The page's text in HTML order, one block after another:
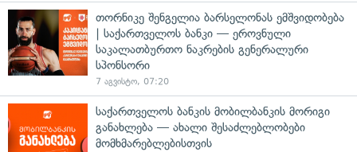
თორნიკე შენგელია ბარსელონას ემშვიდობება
| საქართველოს ბანკი — ეროვნული
საკალათბურთო ნაკრების გენერალური
სპონსორი
7 აგვისტო, 07:20
საქართველოს ბანკის მობილბანკის მორიგი
განახლება — ახალი შესაძლებლობები
მომხმარებლებისთვის